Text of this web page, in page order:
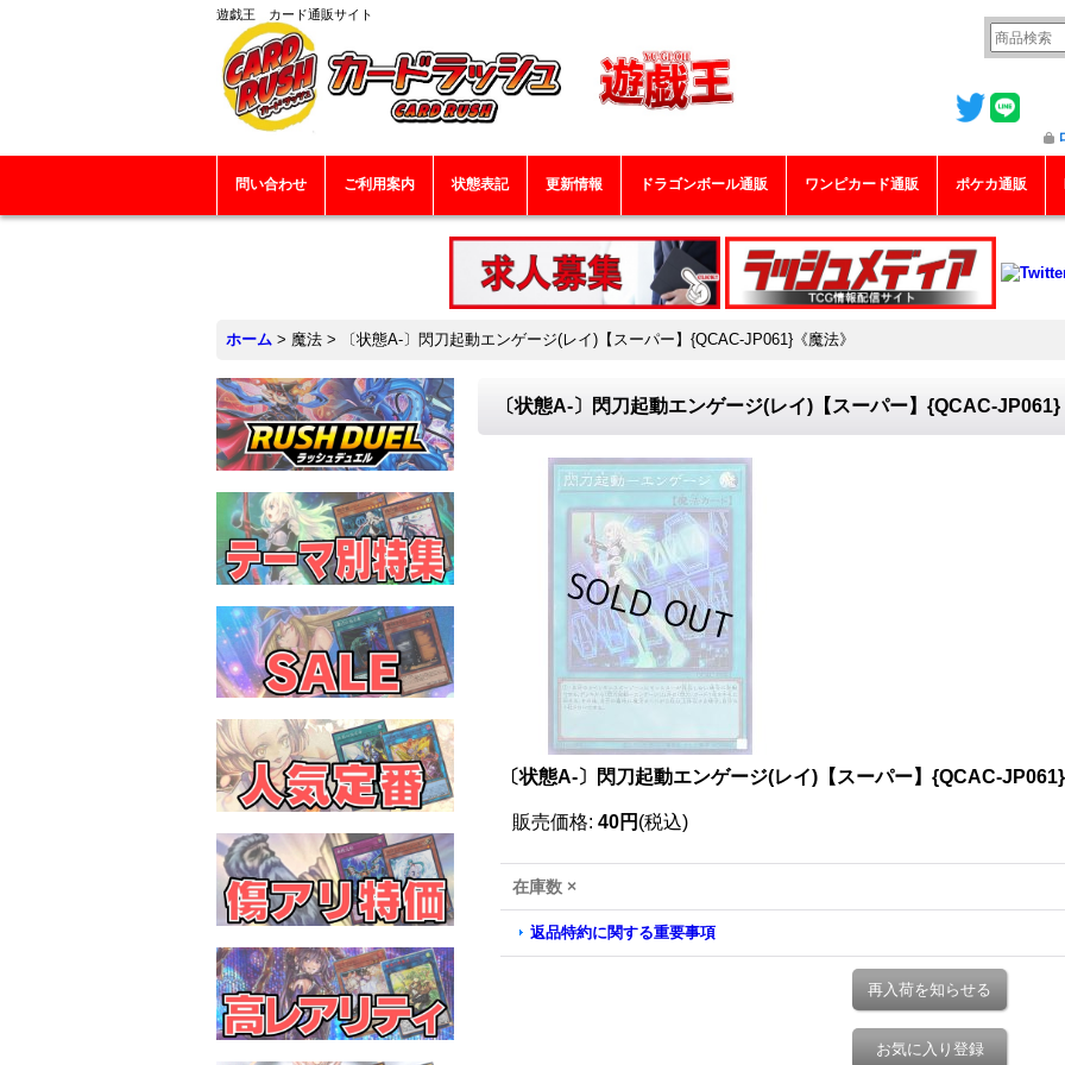
遊戯王 カード通販サイト
問い合わせ ご利用案内 状態表記 更新情報 ドラゴンボール通販 ワンピカード通販 ポケカ通販
ホーム > 魔法 > 〔状態A-〕閃刀起動エンゲージ(レイ)【スーパー】{QCAC-JP061}《魔法》
〔状態A-〕閃刀起動エンゲージ(レイ)【スーパー】{QCAC-JP061}
〔状態A-〕閃刀起動エンゲージ(レイ)【スーパー】{QCAC-JP061}
販売価格: 40円 (税込)
在庫数 ×
返品特約に関する重要事項
再入荷を知らせる
お気に入り登録